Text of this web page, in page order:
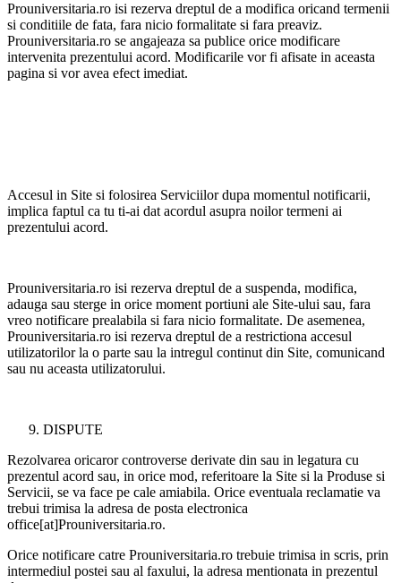
Prouniversitaria.ro isi rezerva dreptul de a modifica oricand termenii
si conditiile de fata, fara nicio formalitate si fara preaviz.
Prouniversitaria.ro se angajeaza sa publice orice modificare
intervenita prezentului acord. Modificarile vor fi afisate in aceasta
pagina si vor avea efect imediat.
Accesul in Site si folosirea Serviciilor dupa momentul notificarii,
implica faptul ca tu ti-ai dat acordul asupra noilor termeni ai
prezentului acord.
Prouniversitaria.ro isi rezerva dreptul de a suspenda, modifica,
adauga sau sterge in orice moment portiuni ale Site-ului sau, fara
vreo notificare prealabila si fara nicio formalitate. De asemenea,
Prouniversitaria.ro isi rezerva dreptul de a restrictiona accesul
utilizatorilor la o parte sau la intregul continut din Site, comunicand
sau nu aceasta utilizatorului.
DISPUTE
Rezolvarea oricaror controverse derivate din sau in legatura cu
prezentul acord sau, in orice mod, referitoare la Site si la Produse si
Servicii, se va face pe cale amiabila. Orice eventuala reclamatie va
trebui trimisa la adresa de posta electronica
office[at]Prouniversitaria.ro.
Orice notificare catre Prouniversitaria.ro trebuie trimisa in scris, prin
intermediul postei sau al faxului, la adresa mentionata in prezentul